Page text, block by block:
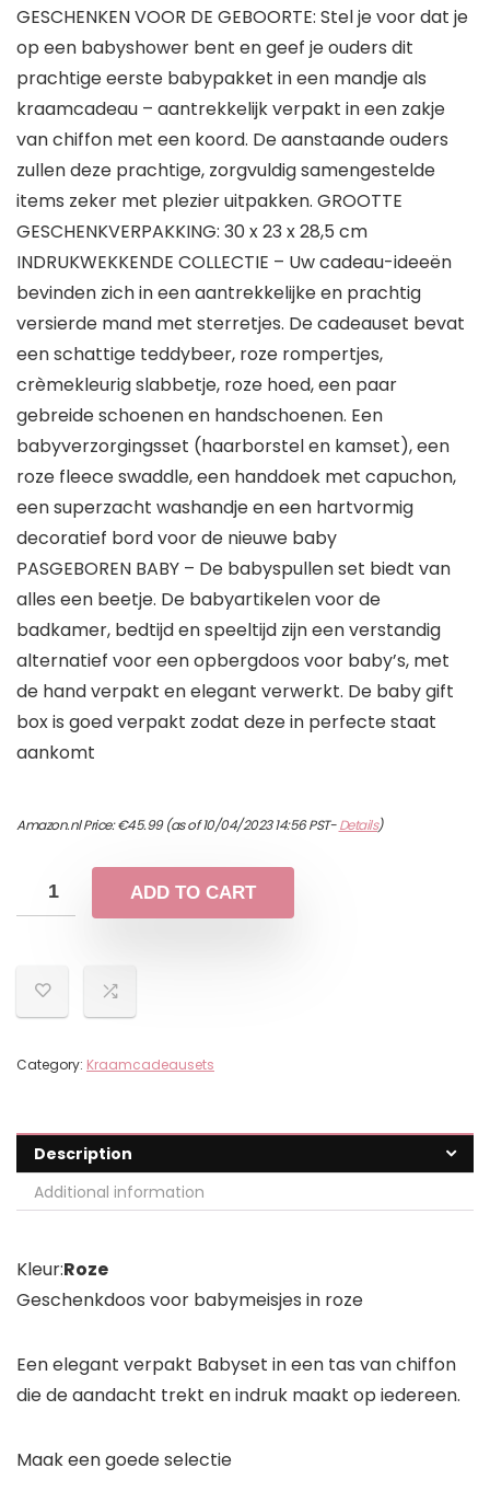
GESCHENKEN VOOR DE GEBOORTE: Stel je voor dat je
op een babyshower bent en geef je ouders dit
prachtige eerste babypakket in een mandje als
kraamcadeau – aantrekkelijk verpakt in een zakje
van chiffon met een koord. De aanstaande ouders
zullen deze prachtige, zorgvuldig samengestelde
items zeker met plezier uitpakken. GROOTTE
GESCHENKVERPAKKING: 30 x 23 x 28,5 cm
INDRUKWEKKENDE COLLECTIE – Uw cadeau-ideeën
bevinden zich in een aantrekkelijke en prachtig
versierde mand met sterretjes. De cadeauset bevat
een schattige teddybeer, roze rompertjes,
crèmekleurig slabbetje, roze hoed, een paar
gebreide schoenen en handschoenen. Een
babyverzorgingsset (haarborstel en kamset), een
roze fleece swaddle, een handdoek met capuchon,
een superzacht washandje en een hartvormig
decoratief bord voor de nieuwe baby
PASGEBOREN BABY – De babyspullen set biedt van
alles een beetje. De babyartikelen voor de
badkamer, bedtijd en speeltijd zijn een verstandig
alternatief voor een opbergdoos voor baby’s, met
de hand verpakt en elegant verwerkt. De baby gift
box is goed verpakt zodat deze in perfecte staat
aankomt
Amazon.nl Price:€45.99(as of 10/04/2023 14:56 PST-Details)
ADD TO CART
Category: Kraamcadeausets
Description
Additional information
Kleur:Roze
Geschenkdoos voor babymeisjes in roze
Een elegant verpakt Babyset in een tas van chiffon
die de aandacht trekt en indruk maakt op iedereen.
Maak een goede selectie